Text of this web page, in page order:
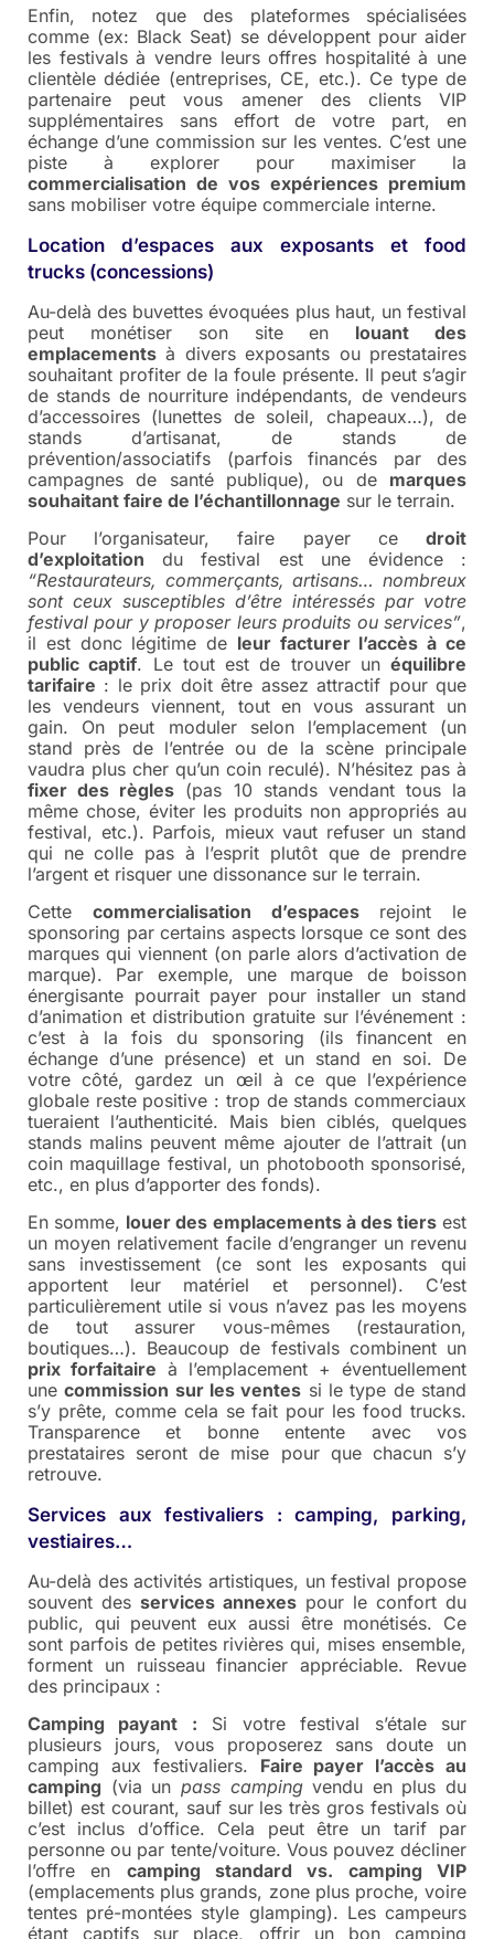
Enfin, notez que des plateformes spécialisées
comme (ex: Black Seat) se développent pour aider
les festivals à vendre leurs offres hospitalité à une
clientèle dédiée (entreprises, CE, etc.). Ce type de
partenaire peut vous amener des clients VIP
supplémentaires sans effort de votre part, en
échange d’une commission sur les ventes. C’est une
piste à explorer pour maximiser la
commercialisation de vos expériences premium
sans mobiliser votre équipe commerciale interne.
Location d’espaces aux exposants et food
trucks (concessions)
Au-delà des buvettes évoquées plus haut, un festival
peut monétiser son site en louant des
emplacements à divers exposants ou prestataires
souhaitant profiter de la foule présente. Il peut s’agir
de stands de nourriture indépendants, de vendeurs
d’accessoires (lunettes de soleil, chapeaux…), de
stands d’artisanat, de stands de
prévention/associatifs (parfois financés par des
campagnes de santé publique), ou de marques
souhaitant faire de l’échantillonnage sur le terrain.
Pour l’organisateur, faire payer ce droit
d’exploitation du festival est une évidence :
“Restaurateurs, commerçants, artisans… nombreux
sont ceux susceptibles d’être intéressés par votre
festival pour y proposer leurs produits ou services”,
il est donc légitime de leur facturer l’accès à ce
public captif. Le tout est de trouver un équilibre
tarifaire : le prix doit être assez attractif pour que
les vendeurs viennent, tout en vous assurant un
gain. On peut moduler selon l’emplacement (un
stand près de l’entrée ou de la scène principale
vaudra plus cher qu’un coin reculé). N’hésitez pas à
fixer des règles (pas 10 stands vendant tous la
même chose, éviter les produits non appropriés au
festival, etc.). Parfois, mieux vaut refuser un stand
qui ne colle pas à l’esprit plutôt que de prendre
l’argent et risquer une dissonance sur le terrain.
Cette commercialisation d’espacesrejoint le
sponsoring par certains aspects lorsque ce sont des
marques qui viennent (on parle alors d’activation de
marque). Par exemple, une marque de boisson
énergisante pourrait payer pour installer un stand
d’animation et distribution gratuite sur l’événement :
c’est à la fois du sponsoring (ils financent en
échange d’une présence) et un stand en soi. De
votre côté, gardez un œil à ce que l’expérience
globale reste positive : trop de stands commerciaux
tueraient l’authenticité. Mais bien ciblés, quelques
stands malins peuvent même ajouter de l’attrait (un
coin maquillage festival, un photobooth sponsorisé,
etc., en plus d’apporter des fonds).
En somme, louer des emplacements à des tiersest
un moyen relativement facile d’engranger un revenu
sans investissement (ce sont les exposants qui
apportent leur matériel et personnel). C’est
particulièrement utile si vous n’avez pas les moyens
de tout assurer vous-mêmes (restauration,
boutiques…). Beaucoup de festivals combinent un
prix forfaitaire à l’emplacement + éventuellement
unecommission sur les ventes si le type de stand
s’y prête, comme cela se fait pour les food trucks.
Transparence et bonne entente avec vos
prestataires seront de mise pour que chacun s’y
retrouve.
Services aux festivaliers : camping, parking,
vestiaires…
Au-delà des activités artistiques, un festival propose
souvent des services annexes pour le confort du
public, qui peuvent eux aussi être monétisés. Ce
sont parfois de petites rivières qui, mises ensemble,
forment un ruisseau financier appréciable. Revue
des principaux :
Camping payant : Si votre festival s’étale sur
plusieurs jours, vous proposerez sans doute un
camping aux festivaliers. Faire payer l’accès au
camping (via un pass campingvendu en plus du
billet) est courant, sauf sur les très gros festivals où
c’est inclus d’office. Cela peut être un tarif par
personne ou par tente/voiture. Vous pouvez décliner
l’offre en camping standard vs. camping VIP
(emplacements plus grands, zone plus proche, voire
tentes pré-montées style glamping). Les campeurs
étant captifs sur place, offrir un bon camping